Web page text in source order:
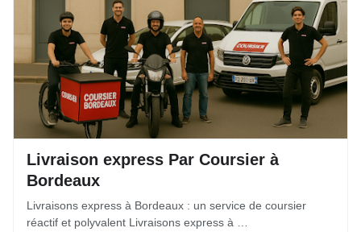
Livraison express Par Coursier à
Bordeaux
Livraisons express à Bordeaux : un service de coursier
réactif et polyvalent Livraisons express à …